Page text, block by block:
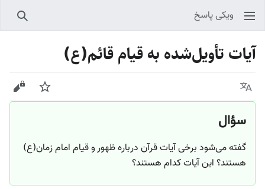
ویکی پاسخ
آیات تأویل‌شده به قیام قائم(ع)
زبان پیگیری
سؤال
گفته می‌شود برخی آیات قرآن درباره ظهور و قیام امام زمان(ع)
هستند؟ این آیات کدام هستند؟